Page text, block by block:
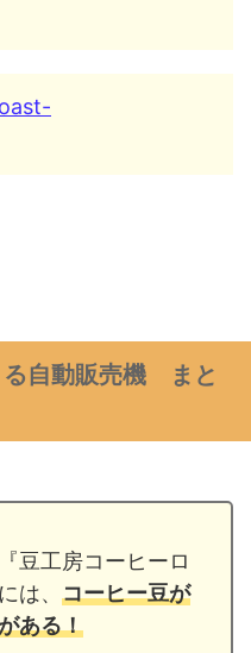
る自動販売機 まと
豆工房コーヒーロ
は、 コーヒー豆が
ある！